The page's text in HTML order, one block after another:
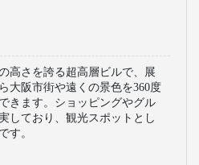
ポットとして有名です。周辺
の風情が残る飲食店が立ち並
ン